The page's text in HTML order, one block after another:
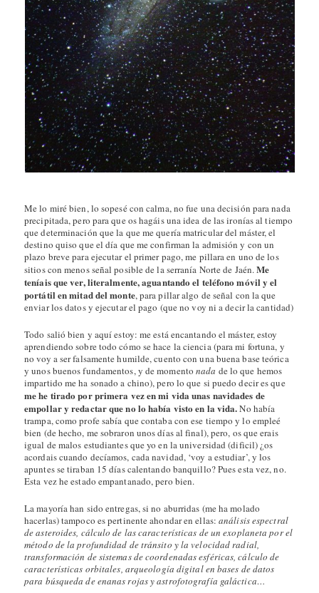
Me lo miré bien, lo sopesé con calma, no fue una decisión para nada
precipitada, pero para que os hagáis una idea de las ironías al tiempo
que determinación que la que me quería matricular del máster, el
destino quiso que el día que me confirman la admisión y con un
plazo breve para ejecutar el primer pago, me pillara en uno de los
sitios con menos señal posible de la serranía Norte de Jaén.Me
teníais que ver, literalmente, aguantando el teléfono móvil y el
portátil en mitad del monte, para pillar algo de señal con la que
enviar los datos y ejecutar el pago (que no voy ni a decir la cantidad)
Todo salió bien y aquí estoy: me está encantando el máster, estoy
aprendiendo sobre todo cómo se hace la ciencia (para mi fortuna, y
no voy a ser falsamente humilde, cuento con una buena base teórica
y unos buenos fundamentos, y de momentonada de lo que hemos
impartido me ha sonado a chino), pero lo que si puedo decir es que
me he tirado por primera vez en mi vida unas navidades de
empollar y redactar que no lo había visto en la vida.No había
trampa, como profe sabía que contaba con ese tiempo y lo empleé
bien (de hecho, me sobraron unos días al final), pero, os que erais
igual de malos estudiantes que yo en la universidad (dificil) ¿os
acordais cuando decíamos, cada navidad, ‘voy a estudiar’, y los
apuntes se tiraban 15 días calentando banquillo? Pues esta vez, no.
Esta vez he estado empantanado, pero bien.
La mayoría han sido entregas, si no aburridas (me ha molado
hacerlas) tampoco es pertinente ahondar en ellas:análisis espectral
de asteroides, cálculo de las características de un exoplaneta por el
método de la profundidad de tránsito y la velocidad radial,
transformación de sistemas de coordenadas esféricas, cálculo de
características orbitales, arqueología digital en bases de datos
para búsqueda de enanas rojas y astrofotografía galáctica…